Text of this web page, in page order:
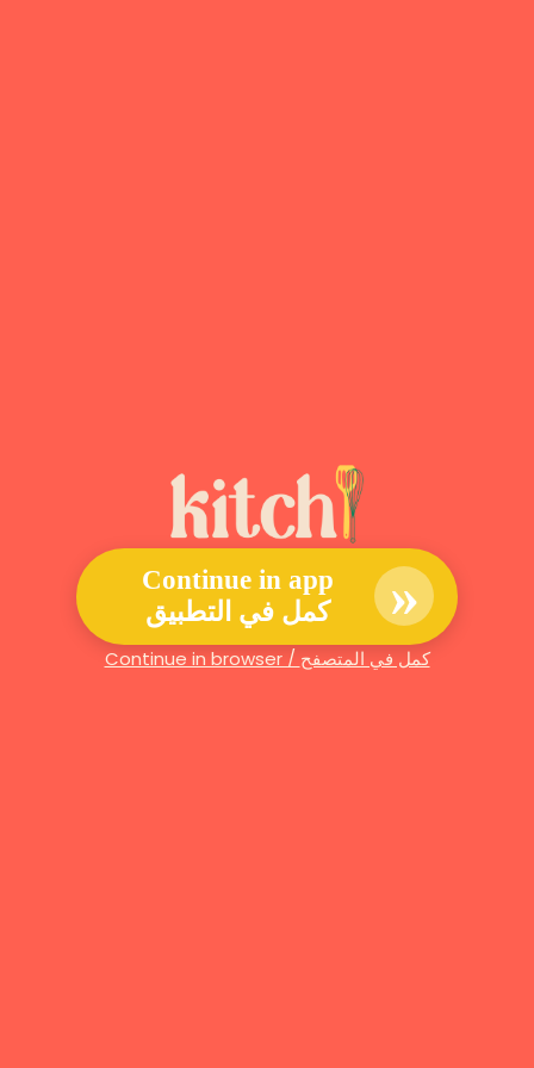
Continue in app
كمل في التطبيق
»
Continue in browser / كمل في المتصفح